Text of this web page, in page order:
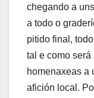
chegando a
a todo o
pitido final,
tal e como
homenaxeas a
afición local.